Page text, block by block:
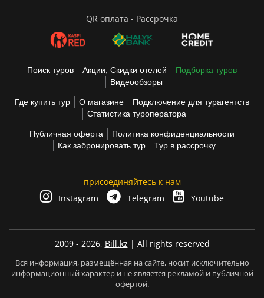
QR оплата - Рассрочка
Поиск туров Акции, Скидки отелей
Подборка туров
Видеообзоры
Где купить тур О магазине
Подключение для турагентств
Статистика туроператора
Публичная оферта
Политика конфиденциальности
Как забронировать тур
Тур в рассрочку
присоединяйтесь к нам
Instagram
Telegram Youtube
2009 - 2026, Bill.kz | All rights reserved
Вся информация, размещённая на сайте, носит исключительно
информационный характер и не является рекламой и публичной
офертой.